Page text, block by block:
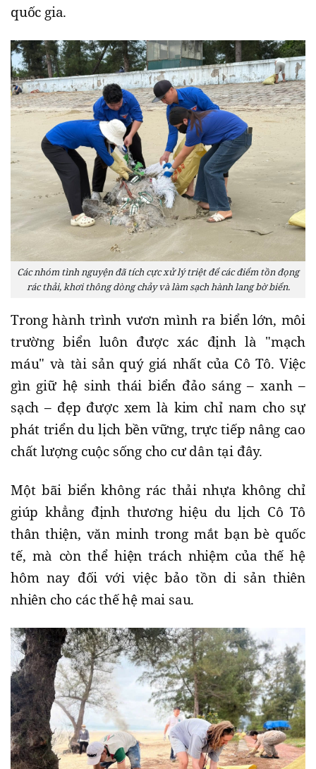
quốc gia.
Các nhóm tình nguyện đã tích cực xử lý triệt để các điểm tồn đọng
rác thải, khơi thông dòng chảy và làm sạch hành lang bờ biển.
​Trong hành trình vươn mình ra biển lớn, môi
trường biển luôn được xác định là "mạch
máu" và tài sản quý giá nhất của Cô Tô. Việc
gìn giữ hệ sinh thái biển đảo sáng – xanh –
sạch – đẹp được xem là kim chỉ nam cho sự
phát triển du lịch bền vững, trực tiếp nâng cao
chất lượng cuộc sống cho cư dân tại đây.
Một bãi biển không rác thải nhựa không chỉ
giúp khẳng định thương hiệu du lịch Cô Tô
thân thiện, văn minh trong mắt bạn bè quốc
tế, mà còn thể hiện trách nhiệm của thế hệ
hôm nay đối với việc bảo tồn di sản thiên
nhiên cho các thế hệ mai sau.